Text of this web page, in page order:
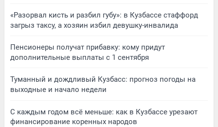
«Разорвал кисть и разбил губу»: в Кузбассе стаффорд
загрыз таксу, а хозяин избил девушку-инвалида
Пенсионеры получат прибавку: кому придут
дополнительные выплаты с 1 сентября
Туманный и дождливый Кузбасс: прогноз погоды на
выходные и начало недели
С каждым годом всё меньше: как в Кузбассе урезают
финансирование коренных народов